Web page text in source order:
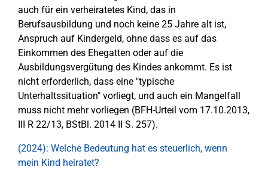
auch für ein verheiratetes Kind, das in
Berufsausbildung und noch keine 25 Jahre alt ist,
Anspruch auf Kindergeld, ohne dass es auf das
Einkommen des Ehegatten oder auf die
Ausbildungsvergütung des Kindes ankommt. Es ist
nicht erforderlich, dass eine "typische
Unterhaltssituation" vorliegt, und auch ein Mangelfall
muss nicht mehr vorliegen (BFH-Urteil vom 17.10.2013,
III R 22/13, BStBl. 2014 II S. 257).
(2024): Welche Bedeutung hat es steuerlich, wenn
mein Kind heiratet?